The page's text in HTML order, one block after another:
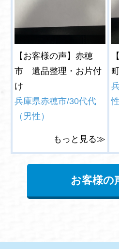
【お客様の声】赤穂
市 遺品整理・お片付
け
兵庫県赤穂市/30代代
（男性）
もっと見る≫
お客様の